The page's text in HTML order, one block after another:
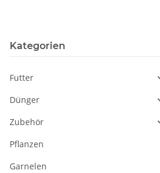
Kategorien
Futter
Dünger
Zubehör
Pflanzen
Garnelen